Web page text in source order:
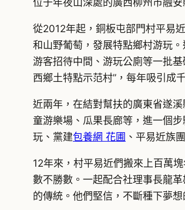
位于年夜山深處的廣西柳州市融
從2012年起，銅板屯部門村平易
和山野葡萄，發展特點鄉村游玩
游客招待中間、游玩公廁等一批
西鄉土特點示范村”，每年吸引成
近兩年，在結對幫扶的廣東省遂
童游樂場、瓜果長廊等，進一個
玩、黨建包養網 花圃 、平易近族
12年來，村平易近們搬來上百萬
數不勝數。一起配合社理事長龍
的傳統。他們堅信，不斷種下夢